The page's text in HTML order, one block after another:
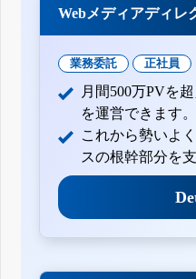
Webメディアディレ
業務委託 正社員
月間500万PVを
を運営できます。
これから勢いよ
スの根幹部分を